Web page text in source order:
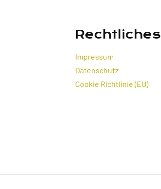
Rechtliches
Impressum
Datenschutz
Cookie Richtlinie (EU)